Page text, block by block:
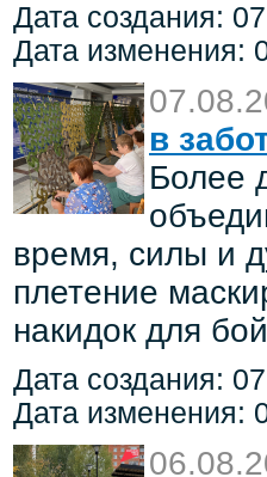
Дата создания:
Дата изменения:
в
Более
время, силы и
плетение
накидок для
Дата создания:
Дата изменения: